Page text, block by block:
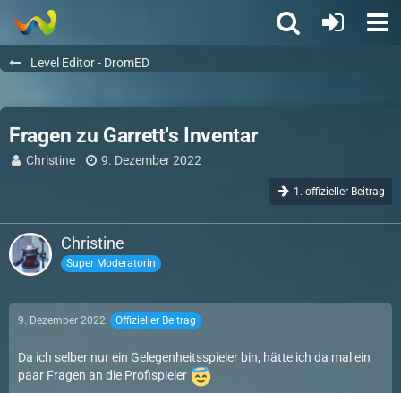
Level Editor - DromED
Fragen zu Garrett's Inventar
Christine 9. Dezember 2022
1. offizieller Beitrag
Christine
Super Moderatorin
9. Dezember 2022 Offizieller Beitrag
Da ich selber nur ein Gelegenheitsspieler bin, hätte ich da mal ein
paar Fragen an die Profispieler